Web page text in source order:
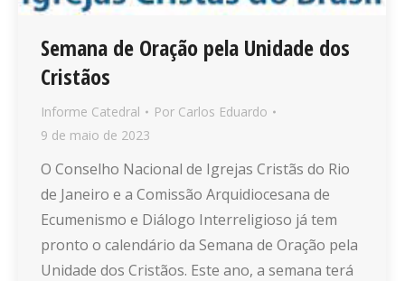
Semana de Oração pela Unidade dos
Cristãos
Informe Catedral Por Carlos Eduardo
9 de maio de 2023
O Conselho Nacional de Igrejas Cristãs do Rio
de Janeiro e a Comissão Arquidiocesana de
Ecumenismo e Diálogo Interreligioso já tem
pronto o calendário da Semana de Oração pela
Unidade dos Cristãos. Este ano, a semana terá